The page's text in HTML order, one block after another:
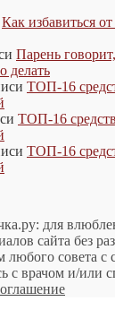
Как избавиться
Парень
делать
ТОП-16
ТОП-16
ТОП-16
для
сайта без
любого совета с
с врачом и/или